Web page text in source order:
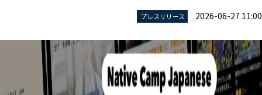
プレスリリース 2026-06-27 11:00